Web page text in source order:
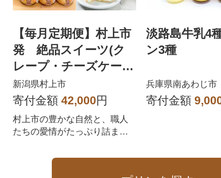
【毎月定期便】村上市
発 絶品スイーツ(ク
レープ・チーズケー
キ、プリン)を月替わ
りで贅沢体験全3回
新潟県村上市
寄付金額 42,000円
村上市の豊かな自然と、職人
たちの愛情がたっぷり詰まっ
堪能ください。
淡路島牛乳4
ン3種
兵庫県南あわじ市
寄付金額